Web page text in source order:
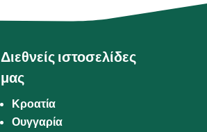
Διεθνείς ιστοσελίδες
μας
Κροατία
Ουγγαρία